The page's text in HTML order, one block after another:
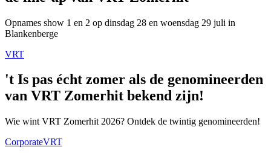
Opnames show 1 en 2 op dinsdag 28 en woensdag 29 juli in
Blankenberge
VRT
't Is pas écht zomer als de genomineerden
van VRT Zomerhit bekend zijn!
Wie wint VRT Zomerhit 2026? Ontdek de twintig genomineerden!
CorporateVRT